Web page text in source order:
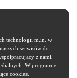
technologii m.in. w
serwisów do
z nami
W programie
cookies.